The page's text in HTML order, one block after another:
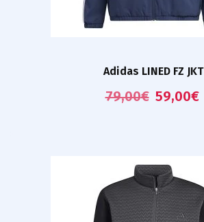
Adidas LINED FZ JKT
79,00€ 59,00€